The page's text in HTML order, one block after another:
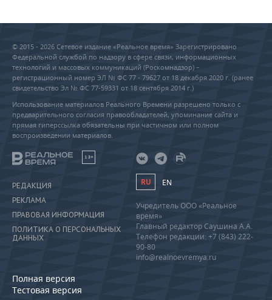
© 2015 - 2026 Сетевое издание «Реальное время» Зарегистрировано
Федеральной службой по надзору в сфере связи, информационных
технологий и массовых коммуникаций (Роскомнадзор) –
регистрационный номер ЭЛ № ФС 77 - 79627 от 18 декабря 2020 г. (ранее
свидетельство Эл № ФС 77-59331 от 18 сентября 2014 г.)
Использование материалов Реального Времени разрешено только с
предварительного согласия правообладателей, упоминание сайта и
прямая гиперссылка обязательны при частичном или полном
воспроизведении материалов.
18+
РЕДАКЦИЯ
РЕКЛАМА
ПРАВОВАЯ ИНФОРМАЦИЯ
ПОЛИТИКА О ПЕРСОНАЛЬНЫХ
ДАННЫХ
Полная версия
Тестовая версия
RU EN
Учредитель ООО «Реальное
время»
Главный редактор Саушина А.А.
Телефон редакции: +7 (843) 222-
90-80
info@realnoevremya.ru